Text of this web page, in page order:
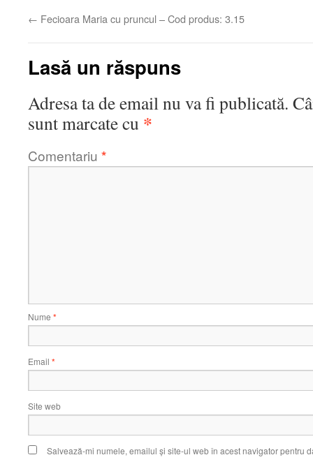
← Fecioara Maria cu pruncul – Cod produs: 3.15
Lasă un răspuns
Adresa ta de email nu va fi publicată.
sunt marcate cu *
Comentariu *
Nume *
Email *
Site web
Salvează-mi numele, emailul și site-ul web în acest navigator pentru